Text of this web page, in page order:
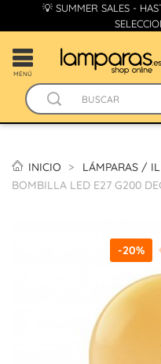
💡 SUMMER SALES -
MENÚ
INICIO LÁMPARAS /
BOMBILLA LED E27 G200
-20%